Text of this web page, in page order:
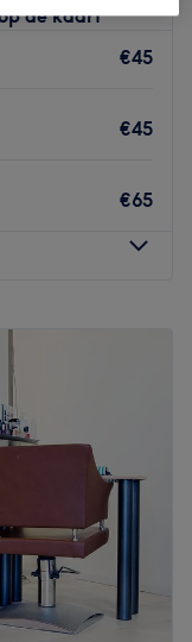
de kaart
€45
€45
€65
09:30
17:00
Gesloten
Almere Buiten
ervaring
Europees en
andere een